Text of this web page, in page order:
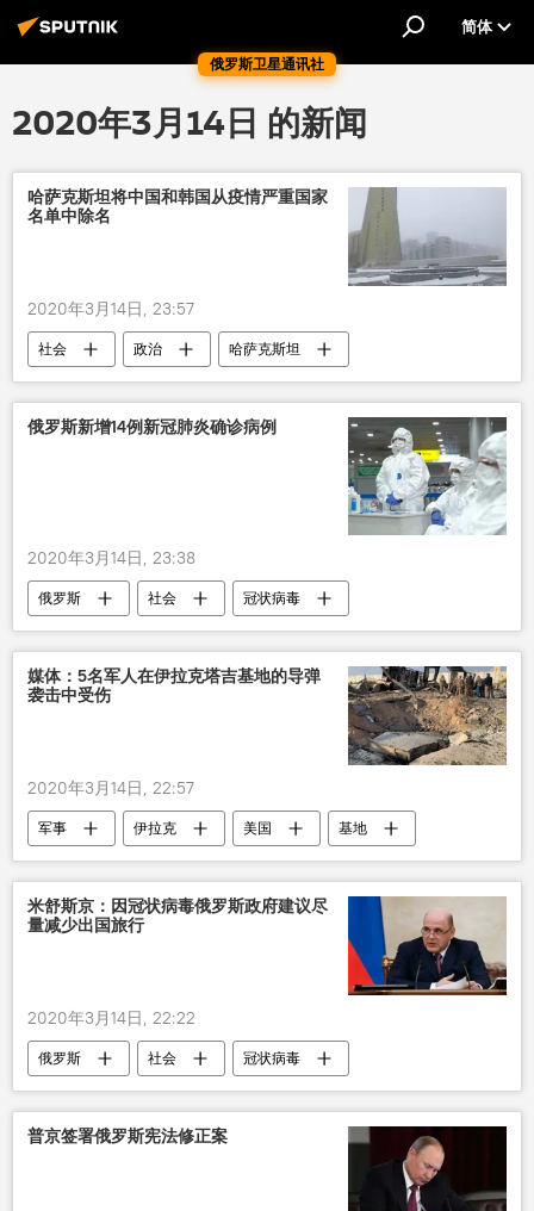
俄罗斯卫星通讯社
简体
2020年3月14日 的新闻
哈萨克斯坦将中国和韩国从疫情严重国家
名单中除名
2020年3月14日, 23:57
社会 政治
哈萨克斯坦
韩国
冠状病毒
黑名单
中国
新型肺炎疫情
俄罗斯新增14例新冠肺炎确诊病例
2020年3月14日, 23:38
俄罗斯 社会
冠状病毒
病例
新型肺炎疫情
媒体：5名军人在伊拉克塔吉基地的导弹
袭击中受伤
2020年3月14日, 22:57
军事 伊拉克 美国
基地
导弹袭击
受伤者
米舒斯京：因冠状病毒俄罗斯政府建议尽
量减少出国旅行
2020年3月14日, 22:22
俄罗斯 社会
冠状病毒
旅行
减少
总理
新型肺炎疫情
普京签署俄罗斯宪法修正案